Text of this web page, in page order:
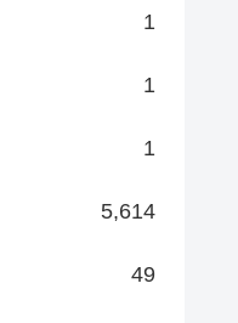
1
1
1
5,614
49